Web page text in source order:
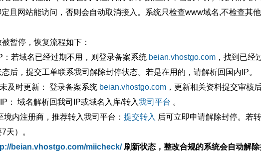
且网站能访问，否则会自动取消接入。系统只检查www域名,不检查其
暂停，恢复流程如下：
若域名已经过期不用，则登录备案系统 beian.vhostgo.com ，找到已经
后，提交工单联系我司解除封停状态。若是在用的，请解析回国内IP。
及时更新： 登录备案系统 beian.vhostgo.com ，更新相关资料提交审核
： 域名解析回我司IP或域名入库/转入我司平台 。
内注册商，推荐转入我司平台： 提交转入 后可立即申请解除封停。若
天）。
beian.vhostgo.com/miicheck/刷新状态，整改合规的系统会自动解除